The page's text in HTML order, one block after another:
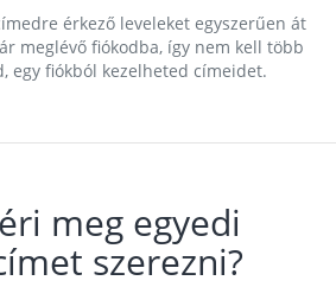
érkező leveleket egyszerűen át
meglévő fiókodba, így nem kell több
egy fiókból kezelheted címeidet.
meg egyedi
szerezni?